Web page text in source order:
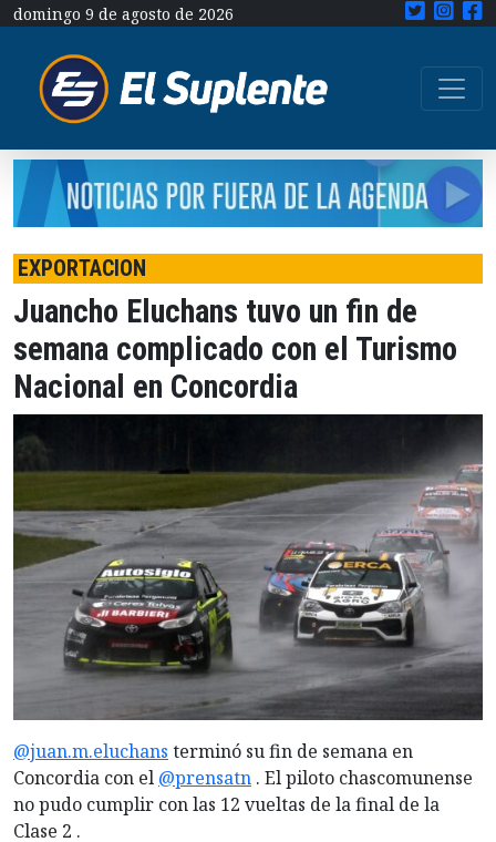
domingo 9 de agosto de 2026
EXPORTACION
Juancho Eluchans tuvo un fin de
semana complicado con el Turismo
Nacional en Concordia
@juan.m.eluchans terminó su fin de semana en
Concordia con el @prensatn . El piloto chascomunense
no pudo cumplir con las 12 vueltas de la final de la
Clase 2 .